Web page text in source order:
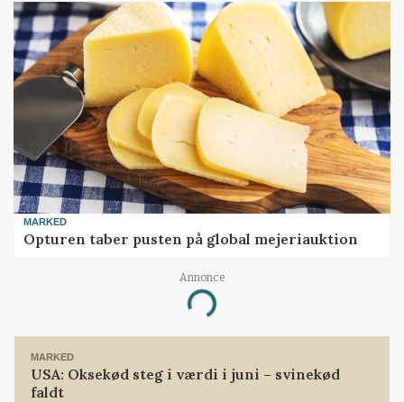
MARKED
Opturen taber pusten på global mejeriauktion
Annonce
Loading...
MARKED
USA: Oksekød steg i værdi i juni – svinekød
faldt